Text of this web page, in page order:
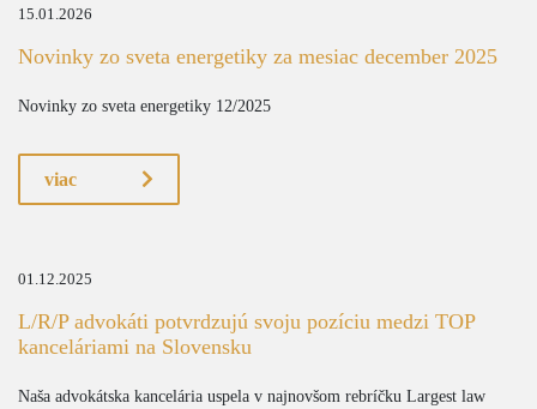
15.01.2026
Novinky zo sveta energetiky za mesiac december 2025
Novinky zo sveta energetiky 12/2025
viac
01.12.2025
L/R/P advokáti potvrdzujú svoju pozíciu medzi TOP
kanceláriami na Slovensku
Naša advokátska kancelária uspela v najnovšom rebríčku Largest law